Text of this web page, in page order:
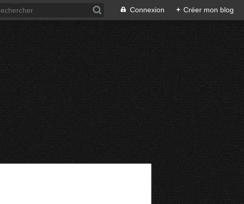
Connexion + Créer mon blog